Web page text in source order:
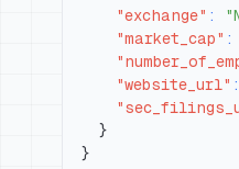
"exchange" :
"market_cap" :
"website_url" :
}
}